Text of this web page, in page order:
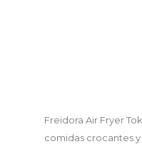
Freidora Air Fryer
comidas crocantes